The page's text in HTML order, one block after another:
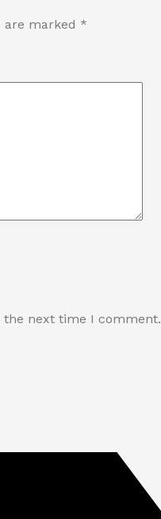
are marked *
the next time I comment.